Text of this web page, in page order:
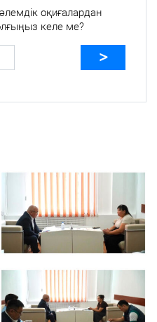
оқиғалардан
келе ме?